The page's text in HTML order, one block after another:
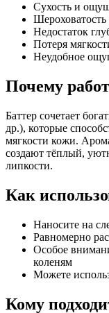
Сухость и
Шероховатость
Недостаток
Потеря
Неудобное
Почему
Баттер сочетает
др.), которые
мягкости кожи.
создают тёплый,
липкости.
Как
Наносите на
Равномерно
Особое
коленям
Можете
Кому